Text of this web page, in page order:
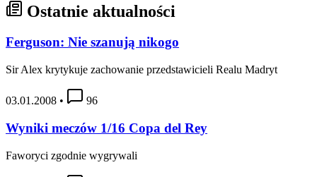
Ostatnie aktualności
Ferguson: Nie szanują nikogo
Sir Alex krytykuje zachowanie przedstawicieli Realu Madryt
03.01.2008 • 96
Wyniki meczów 1/16 Copa del Rey
Faworyci zgodnie wygrywali